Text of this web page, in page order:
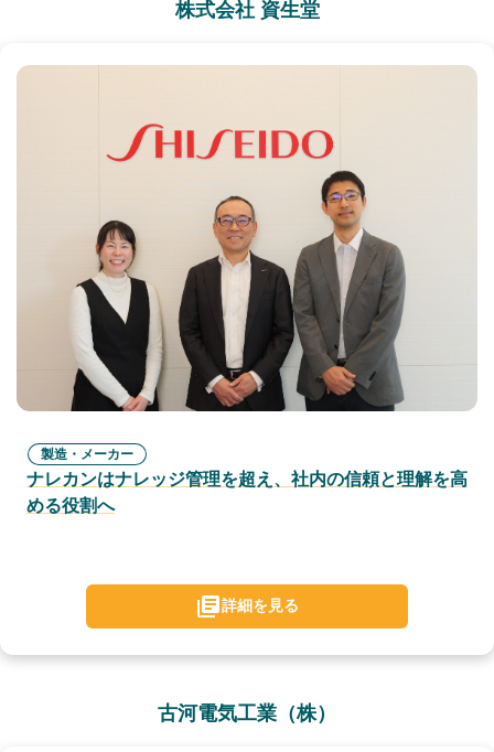
株式会社 資生堂
製造・メーカー
ナレカンはナレッジ管理を超え、社内の信頼と理解を高
める役割へ
詳細を見る
古河電気工業（株）